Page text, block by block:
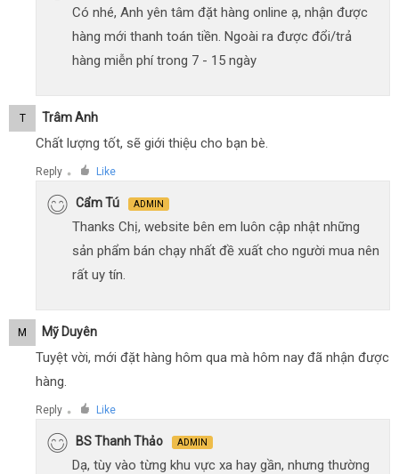
Có nhé, Anh yên tâm đặt hàng online ạ, nhận được
hàng mới thanh toán tiền. Ngoài ra được đổi/trả
hàng miễn phí trong 7 - 15 ngày
T Trâm Anh
Chất lượng tốt, sẽ giới thiệu cho bạn bè.
Reply ● Like
Cẩm Tú ADMIN
Thanks Chị, website bên em luôn cập nhật những
sản phẩm bán chạy nhất đề xuất cho người mua nên
rất uy tín.
M Mỹ Duyên
Tuyệt vời, mới đặt hàng hôm qua mà hôm nay đã nhận được
hàng.
Reply ● Like
BS Thanh Thảo ADMIN
Dạ, tùy vào từng khu vực xa hay gần, nhưng thường